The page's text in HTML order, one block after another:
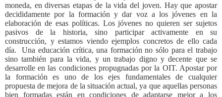
moneda, en diversas etapas de la vida del joven. Hay que apostar
decididamente por la formación y dar voz a los jóvenes en la
elaboración de esas políticas. Los jóvenes no quieren ser sujetos
pasivos de la historia, sino participar activamente en su
construcción, y estamos viendo ejemplos concretos de ello cada
día. Una educación crítica, una formación no sólo para el trabajo
sino también para la vida, y un trabajo digno y decente que se
desarrolle en las condiciones propugnadas por la OIT. Apostar por
la formación es uno de los ejes fundamentales de cualquier
propuesta de mejora de la situación actual, ya que aquellas personas
bien formadas están en condiciones de adaptarse mejor a los